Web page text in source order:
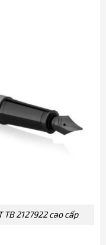
2127922 cao cấp